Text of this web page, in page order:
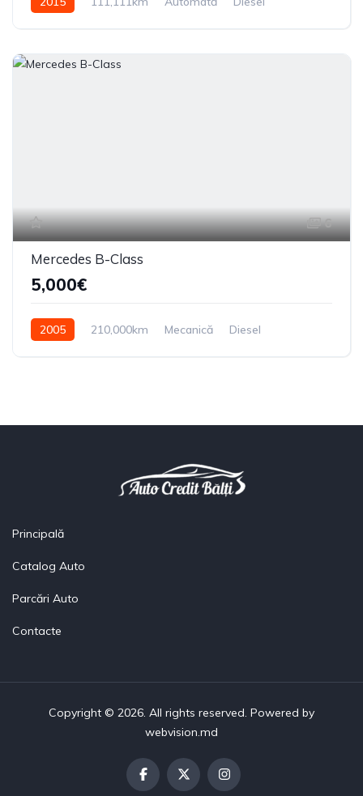
6
Mercedes B-Class
5,000€
2005 210,000km Mecanică
Diesel
Principală
Catalog Auto
Parcări Auto
Contacte
Copyright © 2026. All rights reserved. Powered by
webvision.md